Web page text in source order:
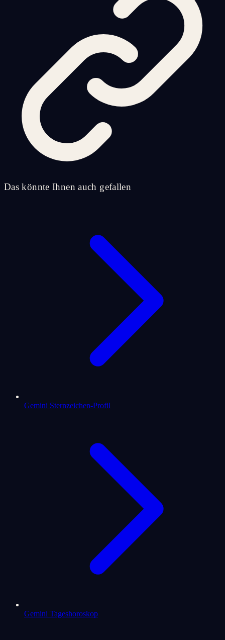
Das könnte Ihnen auch gefallen
Gemini Sternzeichen-Profil
Gemini Tageshoroskop